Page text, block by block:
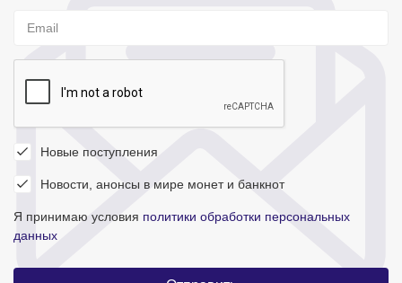
Новые поступления
Новости, анонсы в мире монет и банкнот
Я принимаю условия политики обработки персональных
данных